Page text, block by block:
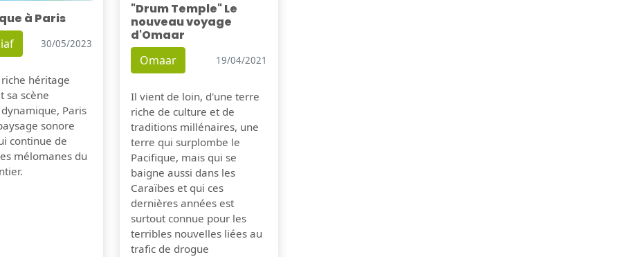
à Paris
30/05/2023
héritage
sa scène
Paris
sonore
continue de
mélomanes du
"Drum Temple" Le
nouveau voyage
d'Omaar
Omaar 19/04/2021
Il vient de loin, d'une terre
riche de culture et de
traditions millénaires, une
terre qui surplombe le
Pacifique, mais qui se
baigne aussi dans les
Caraïbes et qui ces
dernières années est
surtout connue pour les
terribles nouvelles liées au
trafic de drogue